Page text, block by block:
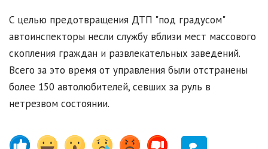
С целью предотвращения ДТП "под градусом"
автоинспекторы несли службу вблизи мест массового
скопления граждан и развлекательных заведений.
Всего за это время от управления были отстранены
более 150 автолюбителей, севших за руль в
нетрезвом состоянии.